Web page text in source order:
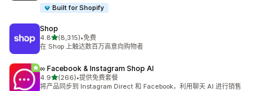
Built for Shopify
Shop
4.8星（满分 5 星）
(8,315)
总共 8315 条评论
•免费
在 Shop 上触达数百万高意向购物者
∞ Facebook & Instagram Shop AI
4.9星（满分 5 星）
(266)
总共 266 条评论
•提供免费套餐
将产品同步到 Instagram Direct 和 Facebook，利用聊天 AI 进行销售